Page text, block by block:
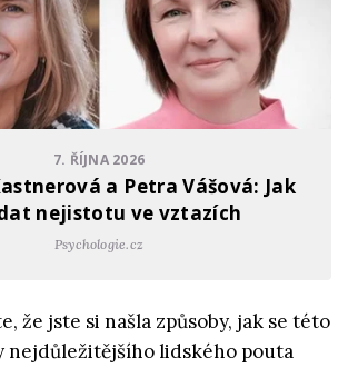
7. ŘÍJNA 2026
a Petra Vášová: Jak
nejistotu ve vztazích
Psychologie.cz
že jste si našla způsoby, jak se této
nejdůležitějšího lidského pouta